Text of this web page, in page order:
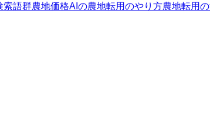
索語群農地価格AIの農地転用のやり方農地転用